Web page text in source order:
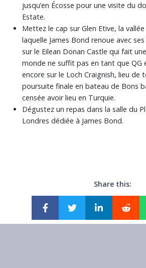
jusqu’en Écosse pour une visite du
Estate.
Mettez le cap sur Glen Etive, la
laquelle James Bond renoue avec
sur le Eilean Donan Castle qui fait
monde ne suffit pas en tant que QG
encore sur le Loch Craignish, lieu de
poursuite finale en bateau de Bons
censée avoir lieu en Turquie.
Dégustez un repas dans la salle du
Londres dédiée à James Bond.
Share this: